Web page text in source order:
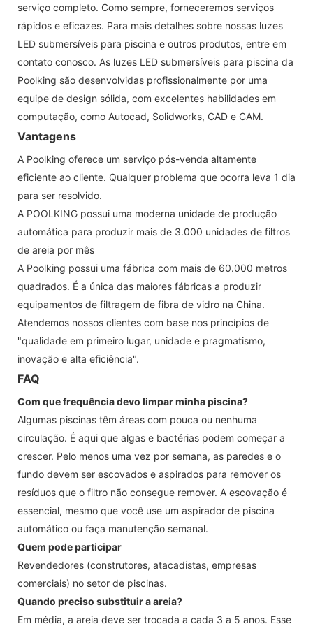
serviço completo. Como sempre, forneceremos serviços
rápidos e eficazes. Para mais detalhes sobre nossas luzes
LED submersíveis para piscina e outros produtos, entre em
contato conosco. As luzes LED submersíveis para piscina da
Poolking são desenvolvidas profissionalmente por uma
equipe de design sólida, com excelentes habilidades em
computação, como Autocad, Solidworks, CAD e CAM.
Vantagens
A Poolking oferece um serviço pós-venda altamente
eficiente ao cliente. Qualquer problema que ocorra leva 1 dia
para ser resolvido.
A POOLKING possui uma moderna unidade de produção
automática para produzir mais de 3.000 unidades de filtros
de areia por mês
A Poolking possui uma fábrica com mais de 60.000 metros
quadrados. É a única das maiores fábricas a produzir
equipamentos de filtragem de fibra de vidro na China.
Atendemos nossos clientes com base nos princípios de
"qualidade em primeiro lugar, unidade e pragmatismo,
inovação e alta eficiência".
FAQ
Com que frequência devo limpar minha piscina?
Algumas piscinas têm áreas com pouca ou nenhuma
circulação. É aqui que algas e bactérias podem começar a
crescer. Pelo menos uma vez por semana, as paredes e o
fundo devem ser escovados e aspirados para remover os
resíduos que o filtro não consegue remover. A escovação é
essencial, mesmo que você use um aspirador de piscina
automático ou faça manutenção semanal.
Quem pode participar
Revendedores (construtores, atacadistas, empresas
comerciais) no setor de piscinas.
Quando preciso substituir a areia?
Em média, a areia deve ser trocada a cada 3 a 5 anos. Esse